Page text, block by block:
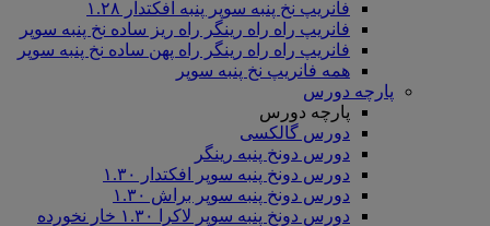
فانریپ نخ پنبه سوپر پنبه افکتدار ۱.۲۸
فانریپ راه راه رینگر راه ریز ساده نخ پنبه سوپر
فانریپ راه راه رینگر راه پهن ساده نخ پنبه سوپر
همه فانریپ نخ پنبه سوپر
پارچه دورس
پارچه دورس
دورس گالکسی
دورس دونخ پنبه رینگر
دورس دونخ پنبه سوپر افکتدار ۱.۳۰
دورس دونخ پنبه سوپر براش ۱.۳۰
دورس دونخ پنبه سوپر لاکرا ۱.۳۰ خار نخورده